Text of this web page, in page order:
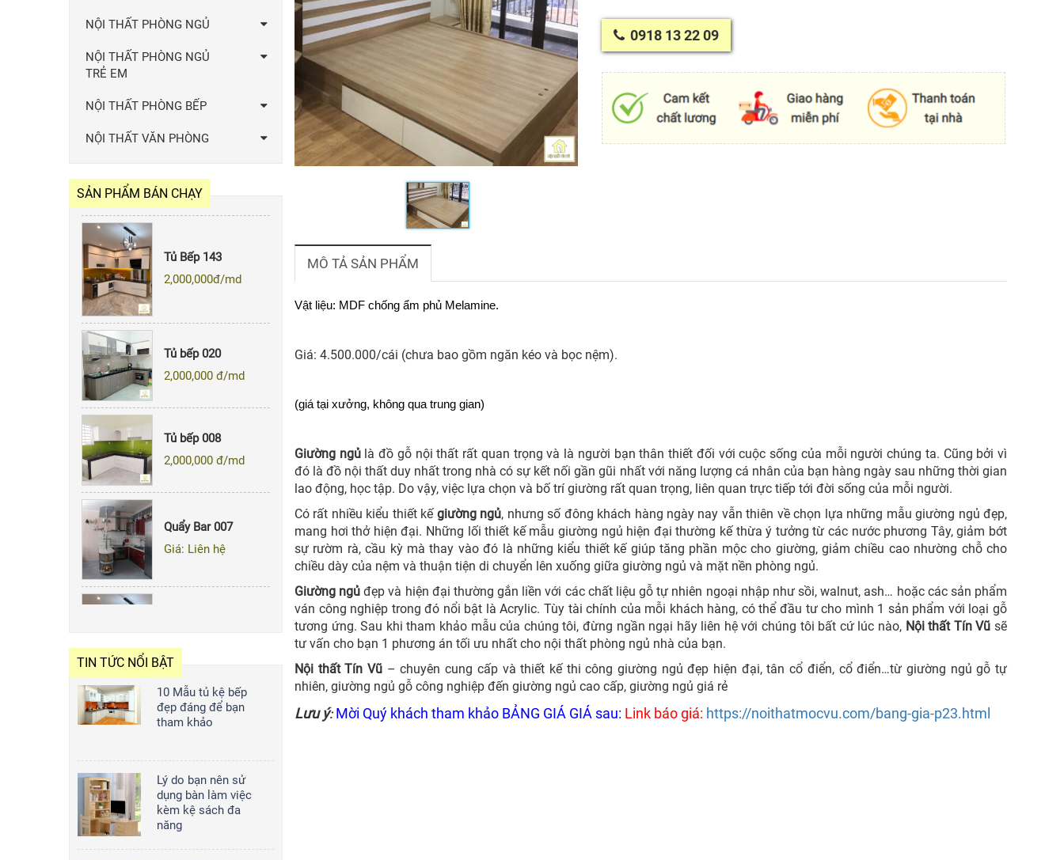
0918 13 22 09
MÔ TẢ SẢN PHẨM
Vật liệu: MDF chống ẩm phủ Melamine.
Giá: 4.500.000/cái (chưa bao gồm ngăn kéo và bọc nệm).
(giá tại xưởng, không qua trung gian)
Giường ngủlà đồ gỗ nội thất rất quan trọng và là người bạn thân thiết đối với cuộc sống của mỗi người chúng ta. Cũng bởi vì
đó là đồ nội thất duy nhất trong nhà có sự kết nối gần gũi nhất với năng lượng cá nhân của bạn hàng ngày sau những thời gian
lao động, học tập. Do vậy, việc lựa chọn và bố trí giường rất quan trọng, liên quan trực tiếp tới đời sống của mỗi người.
Có rất nhiều kiểu thiết kế giường ngủ, nhưng số đông khách hàng ngày nay vẫn thiên về chọn lựa những mẫu giường ngủ đẹp,
mang hơi thở hiện đại. Những lối thiết kế mẫu giường ngủ hiện đại thường kế thừa ý tưởng từ các nước phương Tây, giảm bớt
sự rườm rà, cầu kỳ mà thay vào đó là những kiểu thiết kế giúp tăng phần mộc cho giường, giảm chiều cao nhường chỗ cho
chiều dày của nệm và thuận tiện di chuyển lên xuống giữa giường ngủ và mặt nền phòng ngủ.
Giường ngủ đẹp và hiện đại thường gắn liền với các chất liệu gỗ tự nhiên ngoại nhập như sồi, walnut, ash… hoặc các sản phẩm
ván công nghiệp trong đó nổi bật là Acrylic. Tùy tài chính của mỗi khách hàng, có thể đầu tư cho mình 1 sản phẩm với loại gỗ
tương ứng. Sau khi tham khảo mẫu của chúng tôi, đừng ngần ngại hãy liên hệ với chúng tôi bất cứ lúc nào, Nội thất Tín Vũ sẽ
tư vấn cho bạn 1 phương án tối ưu nhất cho nội thất phòng ngủ nhà của bạn.
Nội thất Tín Vũ – chuyên cung cấp và thiết kế thi công giường ngủ đẹp hiện đại, tân cổ điển, cổ điển…từ giường ngủ gỗ tự
nhiên, giường ngủ gỗ công nghiệp đến giường ngủ cao cấp, giường ngủ giá rẻ
Lưu ý: Mời Quý khách tham khảo BẢNG GIÁ GIÁ sau: Link báo giá: https://noithatmocvu.com/bang-gia-p23.html
NỘI THẤT PHÒNG NGỦ
NỘI THẤT PHÒNG NGỦ
TRẺ EM
NỘI THẤT PHÒNG BẾP
NỘI THẤT VĂN PHÒNG
SẢN PHẨM BÁN CHẠY
Quẩy Bar 007
2,000,000đ/md
2,000,000đ/md
2,000,000đ/md
Giá: Liên hệ
Tủ bếp 020
2,000,000
Tủ bếp 008
2,000,000đ/md
TIN TỨC NỔI BẬT
10 Mẫu tủ kệ bếp
đẹp đáng để bạn
tham khảo
Lý do bạn nên sử
dụng bàn làm việc
kèm kệ sách đa
năng